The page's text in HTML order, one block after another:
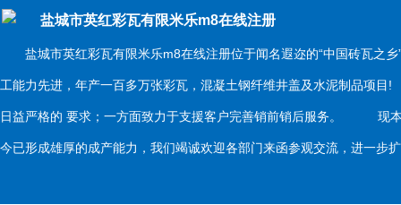
盐城市英红彩瓦有限米乐m8在线注册
盐城市英红彩瓦有限米乐m8在线注册位于闻名遐迩的“中国砖瓦之乡
工能力先进，年产一百多万张彩瓦，混凝土钢纤维井盖及水泥制品项
日益严格的 要求；一方面致力于支援客户完善销前销后服务。 现本
今已形成雄厚的成产能力，我们竭诚欢迎各部门来函参观交流，进一